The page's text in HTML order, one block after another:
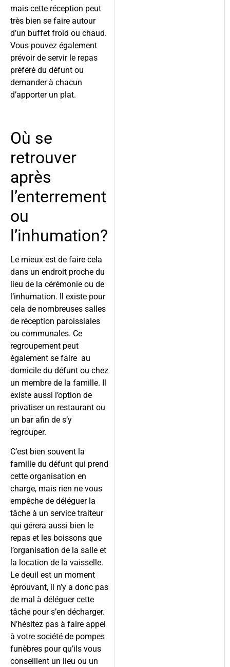
mais cette réception peut
très bien se faire autour
d’un buffet froid ou chaud.
Vous pouvez également
prévoir de servir le repas
préféré du défunt ou
demander à chacun
d’apporter un plat.
Où se
retrouver
après
l’enterrement
ou
l’inhumation?
Le mieux est de faire cela
dans un endroit proche du
lieu de la cérémonie ou de
l’inhumation. Il existe pour
cela de nombreuses salles
de réception paroissiales
ou communales. Ce
regroupement peut
également se faire au
domicile du défunt ou chez
un membre de la famille. Il
existe aussi l’option de
privatiser un restaurant ou
un bar afin de s’y
regrouper.
C’est bien souvent la
famille du défunt qui prend
cette organisation en
charge, mais rien ne vous
empêche de déléguer la
tâche à un service traiteur
qui gérera aussi bien le
repas et les boissons que
l’organisation de la salle et
la location de la vaisselle.
Le deuil est un moment
éprouvant, il n’y a donc pas
de mal à déléguer cette
tâche pour s’en décharger.
N’hésitez pas à faire appel
à votre société de pompes
funèbres pour qu’ils vous
conseillent un lieu ou un